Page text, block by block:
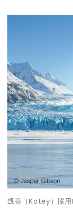
凱蒂（Katey）採